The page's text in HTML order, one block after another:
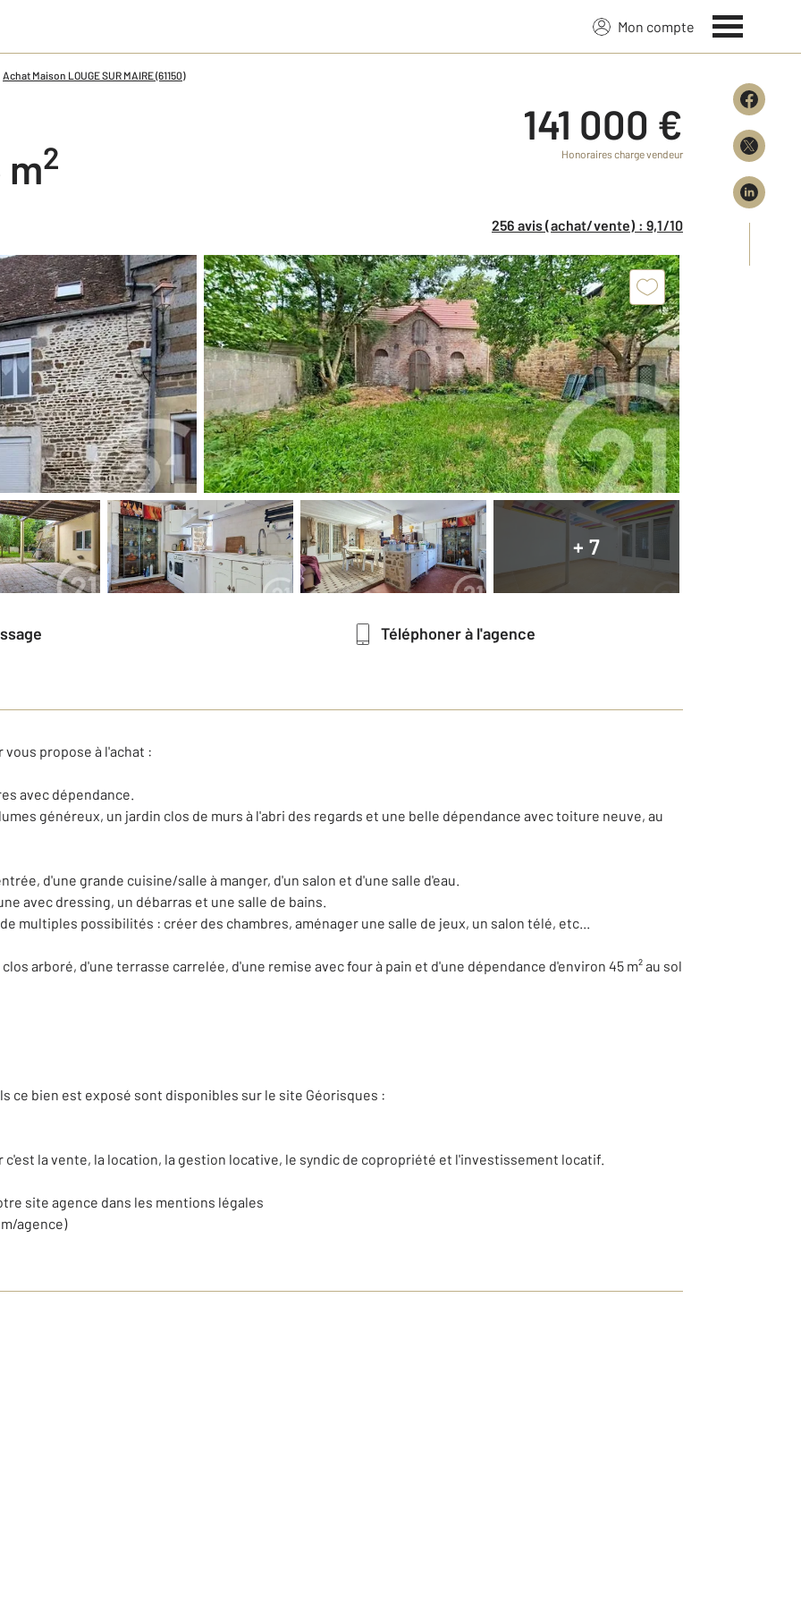
Mon compte
Achat Maison LOUGE SUR MAIRE (61150)
m2
141 000 €
Honoraires charge vendeur
256 avis (achat/vente) : 9,1/10
+ 7
Téléphoner à l'agence
vous propose à l'achat :
avec dépendance.
généreux, un jardin clos de murs à l'abri des regards et une belle dépendance avec toiture neuve, au
d'une grande cuisine/salle à manger, d'un salon et d'une salle d'eau.
avec dressing, un débarras et une salle de bains.
multiples possibilités : créer des chambres, aménager une salle de jeux, un salon télé, etc...
arboré, d'une terrasse carrelée, d'une remise avec four à pain et d'une dépendance d'environ 45 m² au sol
ce bien est exposé sont disponibles sur le site Géorisques :
c'est la vente, la location, la gestion locative, le syndic de copropriété et l'investissement locatif.
site agence dans les mentions légales
agence)